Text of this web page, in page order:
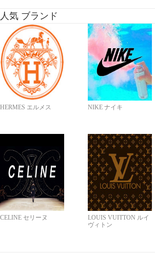
人気 ブランド
HERMES エルメス NIKE ナイキ
CELINE セリーヌ
LOUIS VUITTON ルイ
ヴィトン